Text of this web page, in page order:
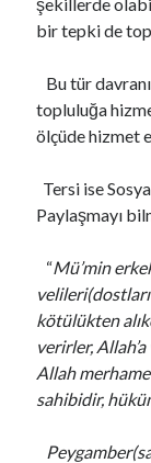
bir tepki de
Bu tür
topluluğa
ölçüde hizmet
Tersi ise
Paylaşmayı
“Mü’min
kötülükten
verirler,
Allah
sahibidir,